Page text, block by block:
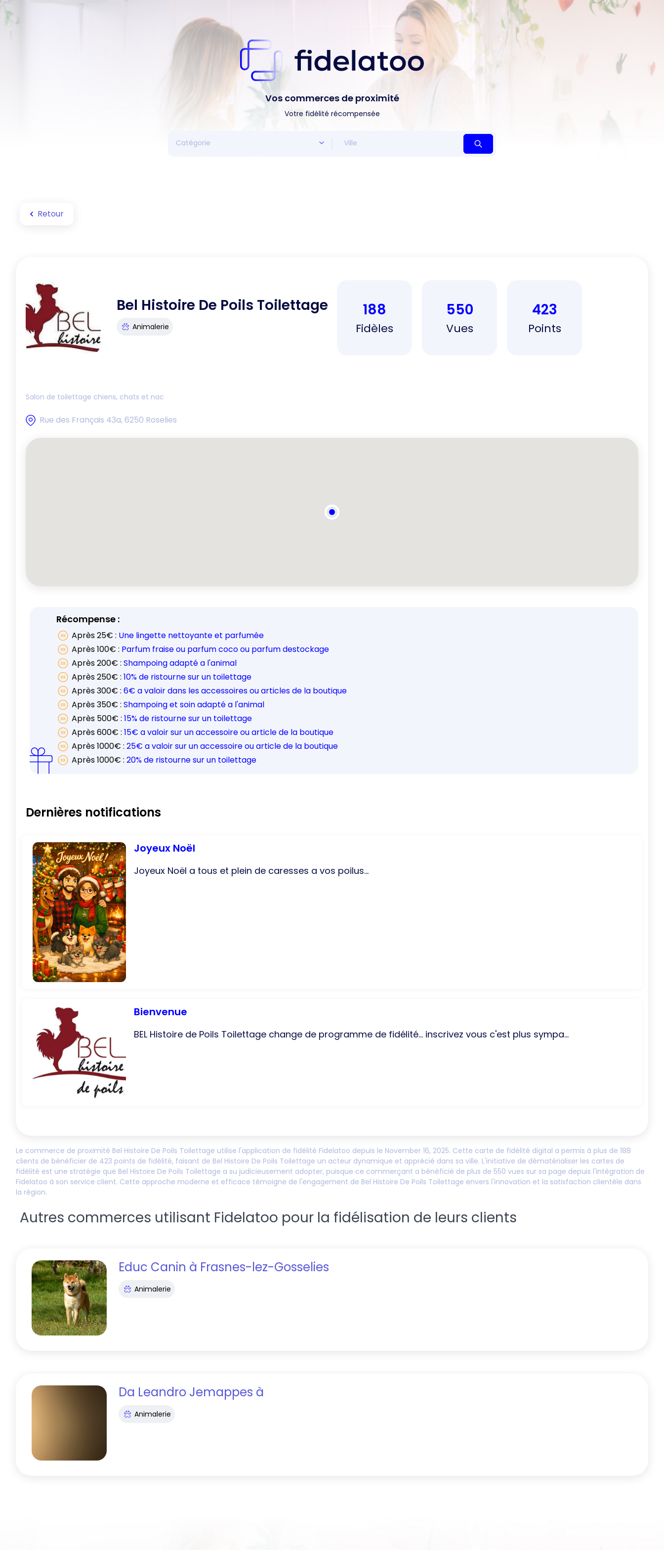
Vos commerces de proximité
Votre fidélité récompensée
Retour
Bel Histoire De Poils Toilettage
Animalerie
188
Fidèles
550
Vues
423
Points
Salon de toilettage chiens, chats et nac
Rue des Français 43a, 6250 Roselies
Récompense :
Après25€ : Une lingette nettoyante et parfumée
Après100€ : Parfum fraise ou parfum coco ou parfum destockage
Après200€ : Shampoing adapté a l'animal
Après250€ : 10% de ristourne sur un toilettage
Après300€ : 6€ a valoir dans les accessoires ou articles de la boutique
Après350€ : Shampoing et soin adapté a l'animal
Après 500€ : 15% de ristourne sur un toilettage
Après600€ : 15€ a valoir sur un accessoire ou article de la boutique
Après1000€ : 25€ a valoir sur un accessoire ou article de la boutique
Après1000€ : 20% de ristourne sur un toilettage
Dernières notifications
Joyeux Noël
Joyeux Noël a tous et plein de caresses a vos poilus...
Bienvenue
BEL Histoire de Poils Toilettage change de programme de fidélité... inscrivez vous c'est plus sympa...
Le commerce de proximité Bel Histoire De Poils Toilettage utilise l'application de fidélité Fidelatoo depuis le November 16, 2025. Cette carte de fidélité digital a permis à plus de 188
clients de bénéficier de 423 points de fidélité, faisant de Bel Histoire De Poils Toilettage un acteur dynamique et apprécié dans sa ville. L'initiative de dématérialiser les cartes de
fidélité est une stratégie que Bel Histoire De Poils Toilettage a su judicieusement adopter, puisque ce commerçant a bénéficié de plus de 550 vues sur sa page depuis l'intégration de
Fidelatoo à son service client. Cette approche moderne et efficace témoigne de l'engagement de Bel Histoire De Poils Toilettage envers l'innovation et la satisfaction clientèle dans
la région.
Autres commerces utilisant Fidelatoo pour la fidélisation de leurs clients
Educ Canin à Frasnes-lez-Gosselies
Animalerie
Da Leandro Jemappes à
Animalerie